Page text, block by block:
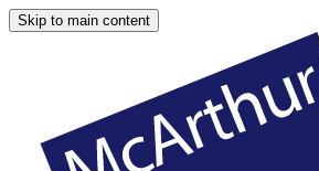
Skip to main content